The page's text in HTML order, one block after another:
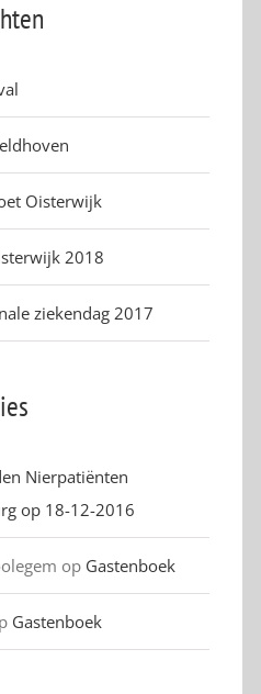
Oisterwijk
2018
ziekendag 2017
Nierpatiënten
op 18-12-2016
op Gastenboek
Gastenboek